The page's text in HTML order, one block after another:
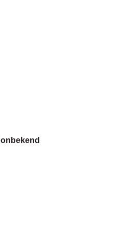
onbekend